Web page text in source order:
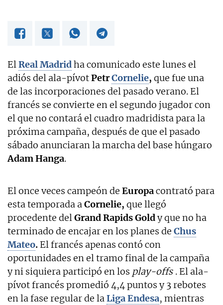
ElReal Madridha comunicado este lunes el
adiós del ala-pívotPetrCornelie, que fue una
de las incorporaciones del pasado verano. El
francés se convierte en el segundo jugador con
el que no contará el cuadro madridista para la
próxima campaña, después de que el pasado
sábado anunciaran la marcha del base húngaro
Adam Hanga.
El once veces campeón de Europacontrató para
esta temporada aCornelie, que llegó
procedente delGrand Rapids Goldy que no ha
terminado de encajar en los planes de Chus
Mateo. El francés apenas contó con
oportunidades en el tramo final de la campaña
y ni siquiera participó en los play-offs . El ala-
pívot francés promedió 4,4 puntos y 3 rebotes
en la fase regular de laLiga Endesa, mientras